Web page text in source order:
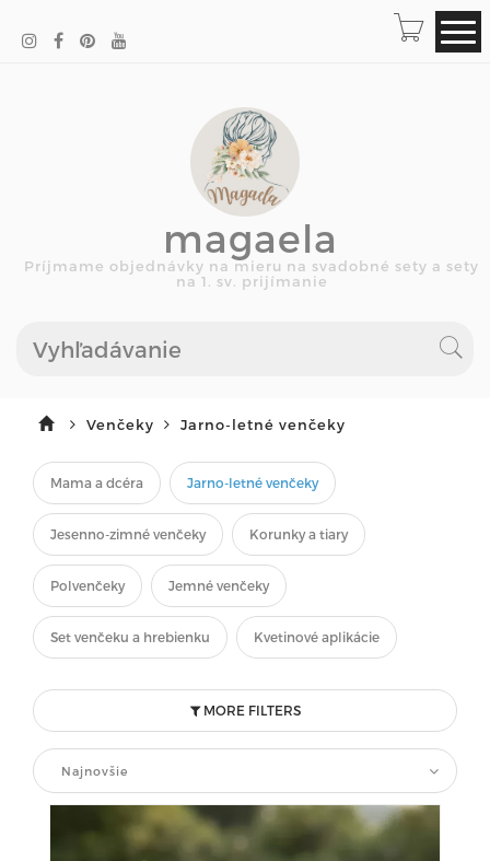
magaela
Príjmame objednávky na mieru na svadobné sety a sety
na 1. sv. prijímanie
Venčeky Jarno-letné venčeky
Mama a dcéra Jarno-letné venčeky
Jesenno-zimné venčeky Korunky a tiary
Polvenčeky Jemné venčeky
Set venčeku a hrebienku Kvetinové aplikácie
MORE FILTERS
Najnovšie